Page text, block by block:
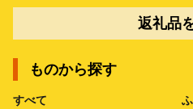
返礼品
ものから探す
すべて